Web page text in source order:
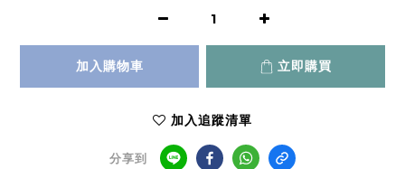
加入購物車 立即購買
加入追蹤清單
分享到